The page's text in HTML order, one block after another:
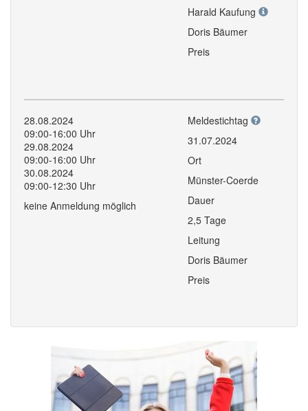
Harald Kaufung
Doris Bäumer
Preis
28.08.2024
09:00-16:00 Uhr
29.08.2024
09:00-16:00 Uhr
30.08.2024
09:00-12:30 Uhr
keine Anmeldung möglich
Meldestichtag
31.07.2024
Ort
Münster-Coerde
Dauer
2,5 Tage
Leitung
Doris Bäumer
Preis